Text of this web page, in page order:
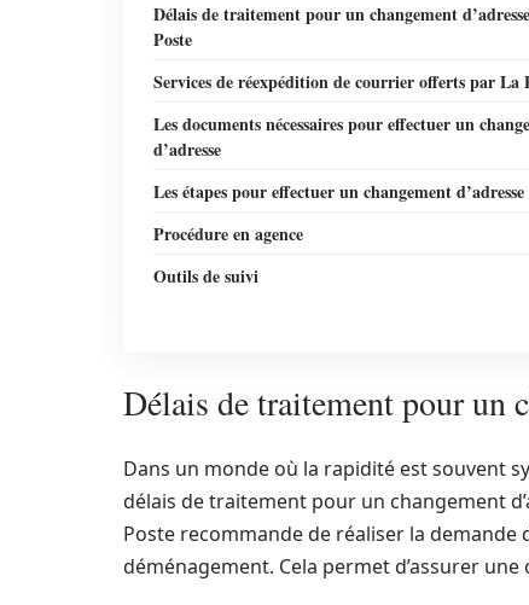
Délais de traitement pour un changement
Poste
Services de réexpédition de courrier offerts par La
Les documents nécessaires pour effectuer un
d’adresse
Les étapes pour effectuer un changement d’adresse
Procédure en agence
Outils de suivi
Délais de traitement pour un
Dans un monde où la rapidité est souvent
délais de traitement pour un changement
Poste recommande de réaliser la demande
déménagement. Cela permet d’assurer